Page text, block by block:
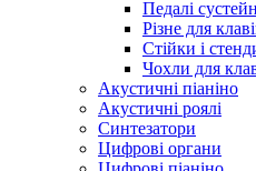
Педалі
Різне для
Стійки і
Чохли для
Акустичні піаніно
Акустичні роялі
Синтезатори
Цифрові органи